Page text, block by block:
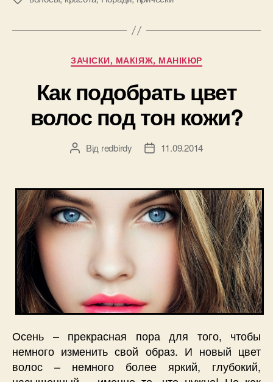
долго
Категорії
ЗАЧІСКИ, МАКІЯЖ, МАНІКЮР
Как подобрать цвет
волос под тон кожи?
Автор
Від redbirdy
Дата11.09.2014
Осень – прекрасная пора для того, чтобы
немного изменить свой образ. И новый цвет
волос – немного более яркий, глубокий,